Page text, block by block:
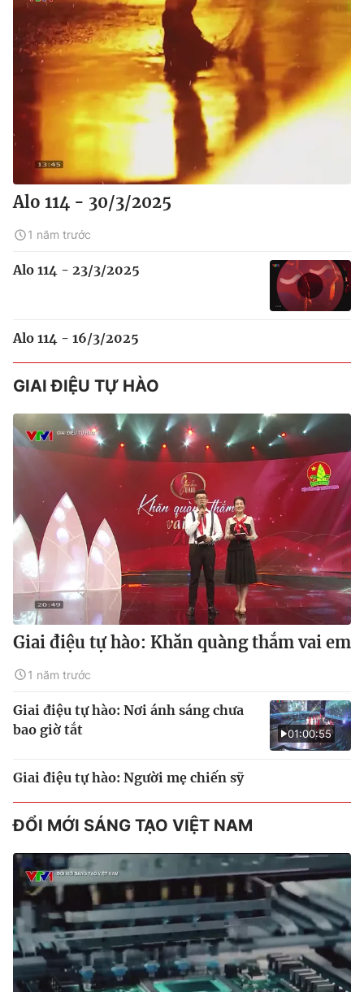
Alo 114 - 30/3/2025
1 năm trước
Alo 114 - 23/3/2025
Alo 114 - 16/3/2025
GIAI ĐIỆU TỰ HÀO
Giai điệu tự hào: Khăn quàng thắm vai em
1 năm trước
01:00:55
Giai điệu tự hào: Nơi ánh sáng chưa
bao giờ tắt
Giai điệu tự hào: Người mẹ chiến sỹ
ĐỔI MỚI SÁNG TẠO VIỆT NAM